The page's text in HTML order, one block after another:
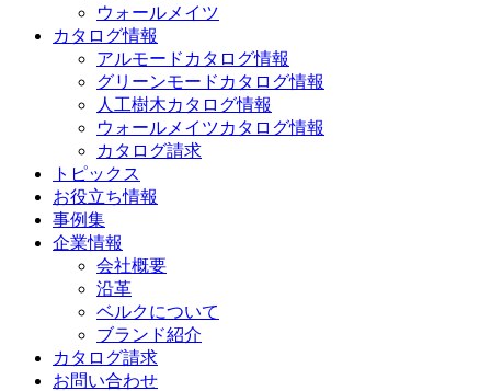
ウォールメイツ
カタログ情報
アルモードカタログ情報
グリーンモードカタログ情報
人工樹木カタログ情報
ウォールメイツカタログ情報
カタログ請求
トピックス
お役立ち情報
事例集
企業情報
会社概要
沿革
ベルクについて
ブランド紹介
カタログ請求
お問い合わせ